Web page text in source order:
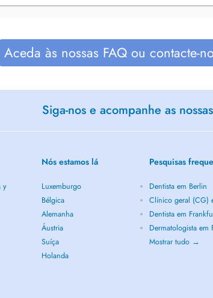
Aceda às nossas FAQ ou contacte-
Siga-nos e acompanhe as
y
Nós estamos lá
Luxemburgo
Bélgica
Alemanha
Áustria
Suíça
Holanda
Pesquisas
Dentista em Berlin
Clínico geral (CG)
Dentista em
Dermatologista em
Mostrar tudo →